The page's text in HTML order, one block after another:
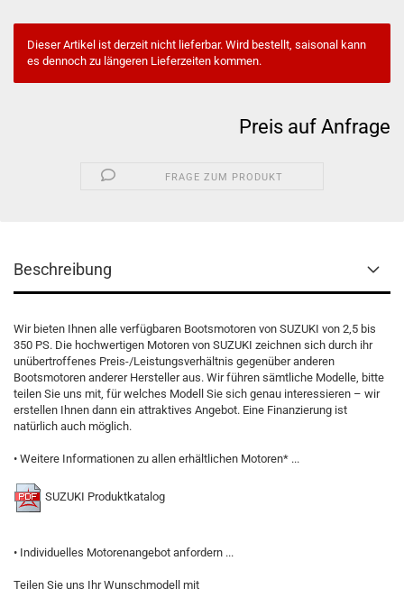
Dieser Artikel ist derzeit nicht lieferbar. Wird bestellt, saisonal kann
es dennoch zu längeren Lieferzeiten kommen.
Preis auf Anfrage
FRAGE ZUM PRODUKT
Beschreibung
Wir bieten Ihnen alle verfügbaren Bootsmotoren von SUZUKI von 2,5 bis
350 PS. Die hochwertigen Motoren von SUZUKI zeichnen sich durch ihr
unübertroffenes Preis-/Leistungsverhältnis gegenüber anderen
Bootsmotoren anderer Hersteller aus. Wir führen sämtliche Modelle, bitte
teilen Sie uns mit, für welches Modell Sie sich genau interessieren – wir
erstellen Ihnen dann ein attraktives Angebot. Eine Finanzierung ist
natürlich auch möglich.
• Weitere Informationen zu allen erhältlichen Motoren* ...
SUZUKI Produktkatalog
• Individuelles Motorenangebot anfordern ...
Teilen Sie uns Ihr Wunschmodell mit